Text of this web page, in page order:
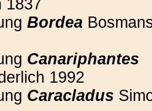
1837
Bordea
Canariphantes
1992
Caracladus